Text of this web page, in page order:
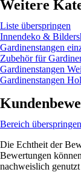
Weitere
Liste überspringen
Innendeko &
Gardinenstangen
Zubehör für
Gardinenstangen
Gardinenstangen
Bereich überspringen
Die Echtheit der
Bewertungen
nachweislich